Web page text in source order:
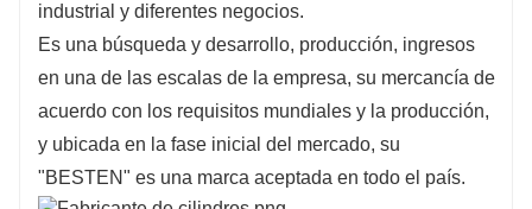
industrial y diferentes negocios.
Es una búsqueda y desarrollo, producción, ingresos
en una de las escalas de la empresa, su mercancía de
acuerdo con los requisitos mundiales y la producción,
y ubicada en la fase inicial del mercado, su
"BESTEN" es una marca aceptada en todo el país.